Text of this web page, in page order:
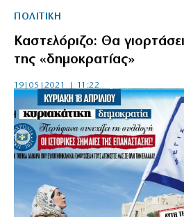
ΠΟΛΙΤΙΚΗ
Καστελόριζο: Θα
της «δημοκρατίας»
19|05|2021 | 11:22